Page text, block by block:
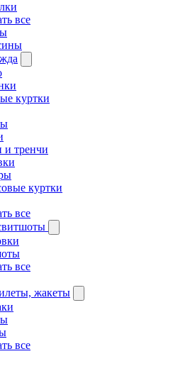
все
куртки
тренчи
куртки
все
все
жакеты
все